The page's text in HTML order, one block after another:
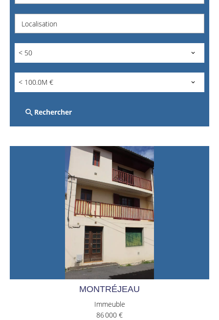
Localisation
< 50
< 100.0M €
Rechercher
MONTRÉJEAU
Immeuble
86 000 €